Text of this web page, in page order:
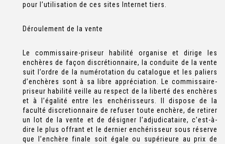
pour l’utilisation de ces sites Internet tiers.
Déroulement de la vente
Le commissaire-priseur habilité organise et dirige les
enchères de façon discrétionnaire, la conduite de la vente
suit l’ordre de la numérotation du catalogue et les paliers
d’enchères sont à sa libre appréciation. Le commissaire-
priseur habilité veille au respect de la liberté des enchères
et à l’égalité entre les enchérisseurs. Il dispose de la
faculté discretionnaire de refuser toute enchère, de retirer
un lot de la vente et de désigner l’adjudicataire, c’est-à-
dire le plus offrant et le dernier enchérisseur sous réserve
que l’enchère finale soit égale ou supérieure au prix de